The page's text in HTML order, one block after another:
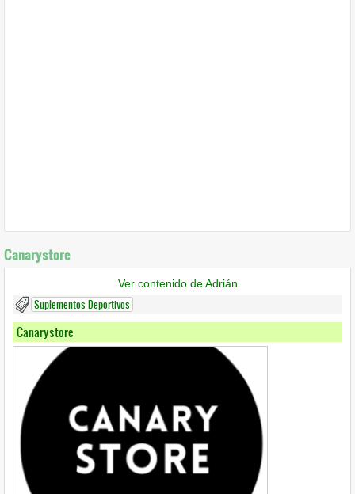
Canarystore
Ver contenido de Adrián
Suplementos Deportivos
Canarystore